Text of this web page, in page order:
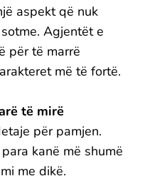
aspekt që nuk
Agjentët e
për të marrë
më të fortë.
të mirë
për pamjen.
kanë më shumë
me dikë.